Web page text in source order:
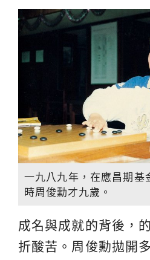
一九八九年，在應昌期基
時周俊勳才九歲。
成名與成就的背後，
折酸苦。周俊勳拋開